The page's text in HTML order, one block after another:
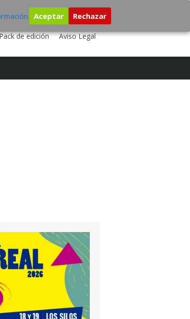
ESTUDIO DE GRABACIÓN
de edición
Aviso Legal
Aceptar Rechazar